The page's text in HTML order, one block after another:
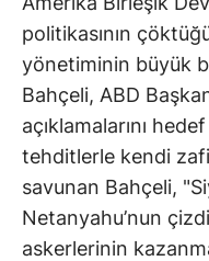
politikasının
yönetiminin büyük
Bahçeli, ABD
açıklamalarını
tehditlerle kendi
savunan Bahçeli,
Netanyahu’nun
askerlerinin